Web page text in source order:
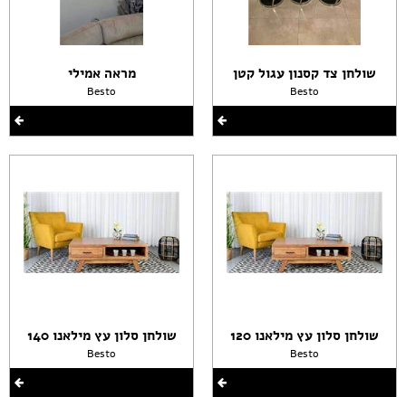
שולחן צד קסנון עגול קטן
Besto
שולחן סלון עץ מילאנו 120
Besto
מראה אמילי
Besto
שולחן סלון עץ מילאנו 140
Besto